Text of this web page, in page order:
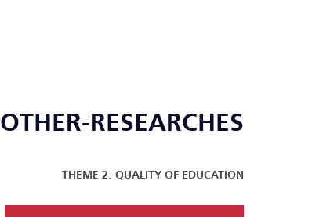
OTHER-RESEARCHES
THEME 2. QUALITY OF EDUCATION